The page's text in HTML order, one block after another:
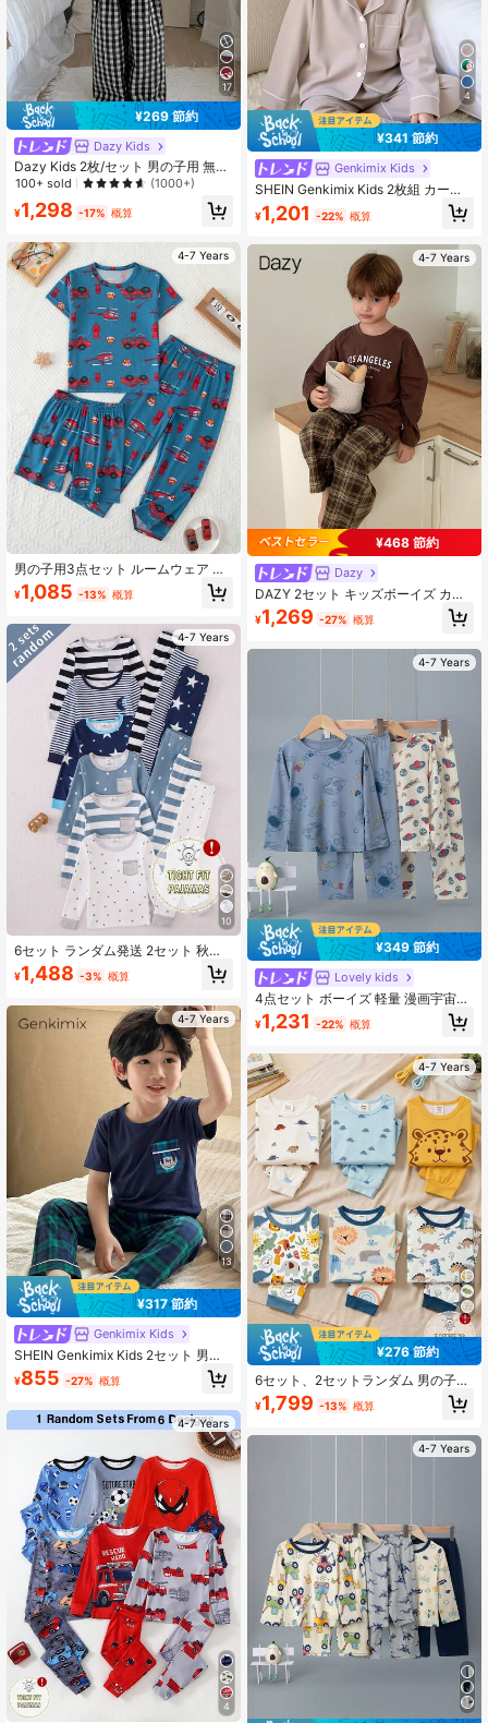
17
¥269 節約
Dazy Kids
Dazy Kids 2枚/セット 男の子用 無地
ニット半袖Tシャツ + チェック柄織
100+ sold (1000+)
¥1,298 -17% 概算
4-7 Years
男の子用3点セット ルームウェア 半
袖Tシャツ、ショートパンツ、ロング
パンツ、かわいいカートゥーン柄パ
途、4-12歳対応
¥1,085 -13% 概算
4-7 Years
10
6セット ランダム発送 2セット 秋冬
用 男の子パジャマセット かわいい星
ストライプ月プリント ネイビーブル
快適 スナッグフィット 高弾性 長袖
トップス＆ロングパンツ 4点セット
¥1,488 -3% 概算
4-7 Years
13
¥317 節約
Genkimix Kids
SHEIN Genkimix Kids 2セット 男の
子用ファッショナブルでかわいいテ
キスト&チェック柄半袖トップとオー
ュアルルームウェアセット
¥855 -27% 概算
4-7 Years
4
4
¥341 節約
Genkimix Kids
SHEIN Genkimix Kids 2枚組 カーキ
無地 ポケットデザイン マンダリンカ
ラー カジュアルパジャマセット 男の
¥1,201 -22% 概算
4-7 Years
¥468 節約
Dazy
DAZY 2セット キッズボーイズ カジ
ュアル ニット プリント 長袖Tシャツ
+ 織りチェック柄パンツ パジャマセ
¥1,269 -27% 概算
4-7 Years
¥349 節約
Lovely kids
4点セット ボーイズ 軽量 漫画宇宙飛
行士プリント 長袖パジャマ セット
春/夏
¥1,231 -22% 概算
4-7 Years
¥276 節約
6セット、2セットランダム 男の子カ
ジュアル シンプル タイト 快適 ラウ
ンドネック 半袖 ロングパンツ ルー
ットスリムフィット、クラシック漫
画動物 かわいいライオン柄プリン
¥1,799 -13% 概算
4-7 Years